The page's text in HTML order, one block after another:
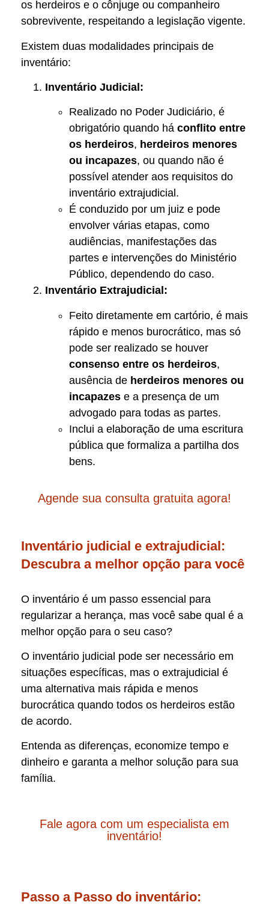
os herdeiros e o cônjuge ou companheiro
sobrevivente, respeitando a legislação vigente.
Existem duas modalidades principais de
inventário:
Inventário Judicial:
Realizado no Poder Judiciário, é
obrigatório quando há conflito entre
os herdeiros, herdeiros menores
ou incapazes, ou quando não é
possível atender aos requisitos do
inventário extrajudicial.
É conduzido por um juiz e pode
envolver várias etapas, como
audiências, manifestações das
partes e intervenções do Ministério
Público, dependendo do caso.
Inventário Extrajudicial:
Feito diretamente em cartório, é mais
rápido e menos burocrático, mas só
pode ser realizado se houver
consenso entre os herdeiros,
ausência de herdeiros menores ou
incapazes e a presença de um
advogado para todas as partes.
Inclui a elaboração de uma escritura
pública que formaliza a partilha dos
bens.
Agende sua consulta gratuita agora!
Inventário judicial e extrajudicial:
Descubra a melhor opção para você
O inventário é um passo essencial para
regularizar a herança, mas você sabe qual é a
melhor opção para o seu caso?
O inventário judicial pode ser necessário em
situações específicas, mas o extrajudicial é
uma alternativa mais rápida e menos
burocrática quando todos os herdeiros estão
de acordo.
Entenda as diferenças, economize tempo e
dinheiro e garanta a melhor solução para sua
família.
Fale agora com um especialista em
inventário!
Passo a Passo do inventário: